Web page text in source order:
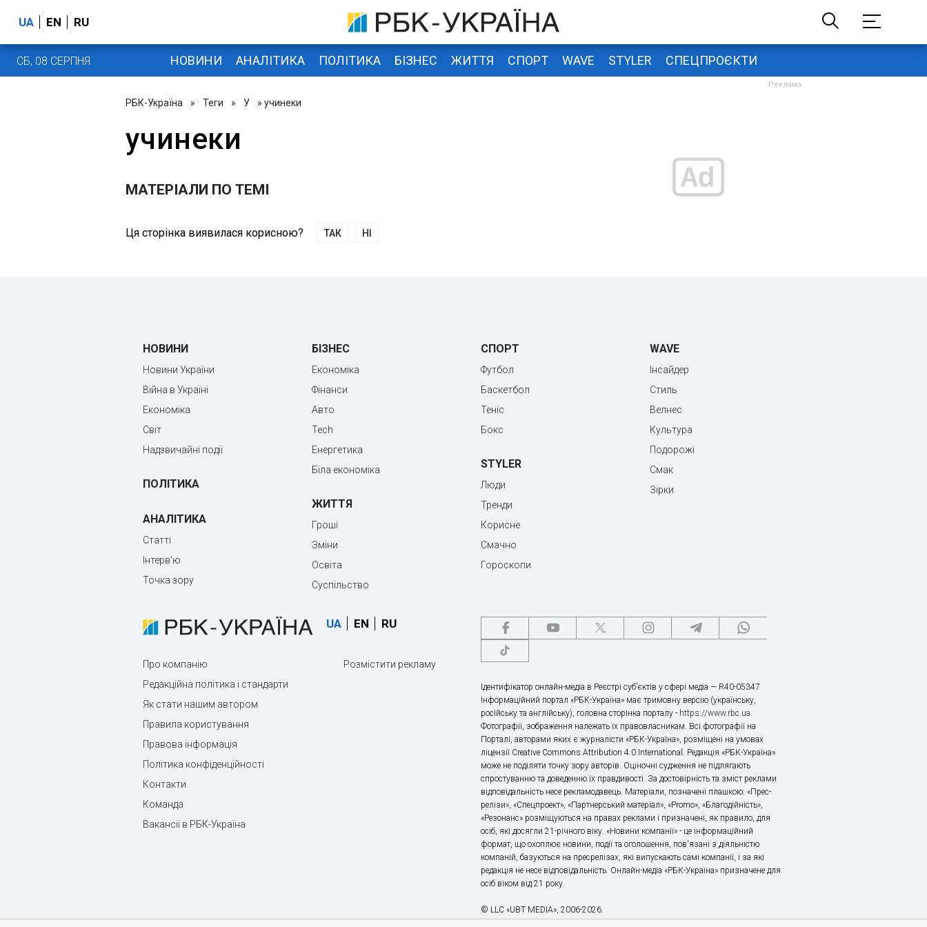
UA EN RU
СБ, 08 СЕРПНЯ НОВИНИ АНАЛІТИКА ПОЛІТИКА БІЗНЕС ЖИТТЯ СПОРТ WAVE STYLER СПЕЦПРОЄКТИ
РБК-Україна » Теги » У » учинеки
учинеки
МАТЕРІАЛИ ПО ТЕМІ
Ця сторінка виявилася корисною? ТАК НІ
НОВИНИ
Новини України
Війна в Україні
Економіка
Світ
Надзвичайні події
ПОЛІТИКА
АНАЛІТИКА
Статті
Інтерв'ю
Точка зору
БІЗНЕС
Економіка
Фінанси
Авто
Tech
Енергетика
Біла економіка
ЖИТТЯ
Гроші
Зміни
Освіта
Суспільство
СПОРТ
Футбол
Баскетбол
Теніс
Бокс
STYLER
Люди
Тренди
Корисне
Смачно
Гороскопи
WAVE
Інсайдер
Стиль
Велнес
Культура
Подорожі
Смак
Зірки
UA EN RU
Про компанію
Редакційна політика і стандарти
Як стати нашим автором
Правила користування
Правова інформація
Політика конфіденційності
Контакти
Команда
Вакансії в РБК-Україна
Розмістити рекламу
Ідентифікатор онлайн-медіа в Реєстрі суб’єктів у сфері медіа — R40-05347
Інформаційний портал «РБК-Україна» має тримовну версію (українську,
російську та англійську), головна сторінка порталу - https://www.rbc.ua.
Фотографії, зображення належать їх правовласникам. Всі фотографії на
Порталі, авторами яких є журналісти «РБК-Україна», розміщені на умовах
ліцензії Creative Commons Attribution 4.0 International. Редакція «РБК-Україна»
може не поділяти точку зору авторів. Оціночні судження не підлягають
спростуванню та доведенню їх правдивості. За достовірність та зміст реклами
відповідальність несе рекламодавець. Матеріали, позначені плашкою: «Прес-
релізи», «Спецпроект», «Партнерський матеріал», «Promo», «Благодійність»,
«Резонанс» розміщуються на правах реклами і призначені, як правило, для
осіб, які досягли 21-річного віку. «Новини компанії» - це інформаційний
формат, що охоплює новини, події та оголошення, пов'язані з діяльністю
компаній, базуються на пресрелізах, які випускають самі компанії, і за які
редакція не несе відповідальність. Онлайн-медіа «РБК-Україна» призначене для
осіб віком від 21 року.
© LLC «UBT MEDIA», 2006-2026.